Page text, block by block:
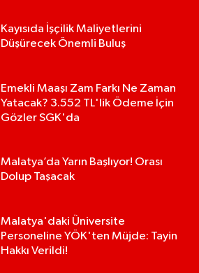
Kayısıda İşçilik Maliyetlerini
Düşürecek Önemli Buluş
Emekli Maaşı Zam Farkı Ne Zaman
Yatacak? 3.552 TL'lik Ödeme İçin
Gözler SGK'da
Malatya’da Yarın Başlıyor! Orası
Dolup Taşacak
Malatya'daki Üniversite
Personeline YÖK'ten Müjde: Tayin
Hakkı Verildi!